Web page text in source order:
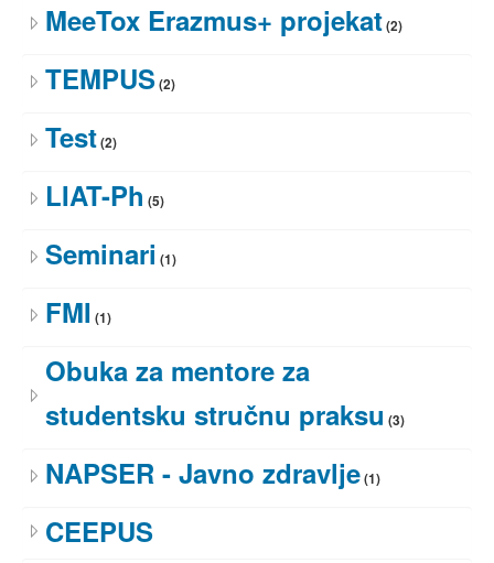
MeeTox Erazmus+ projekat(2)
TEMPUS(2)
Test(2)
LIAT-Ph (5)
Seminari (1)
FMI (1)
Obuka za mentore za
studentsku stručnu praksu (3)
NAPSER - Javno zdravlje(1)
CEEPUS